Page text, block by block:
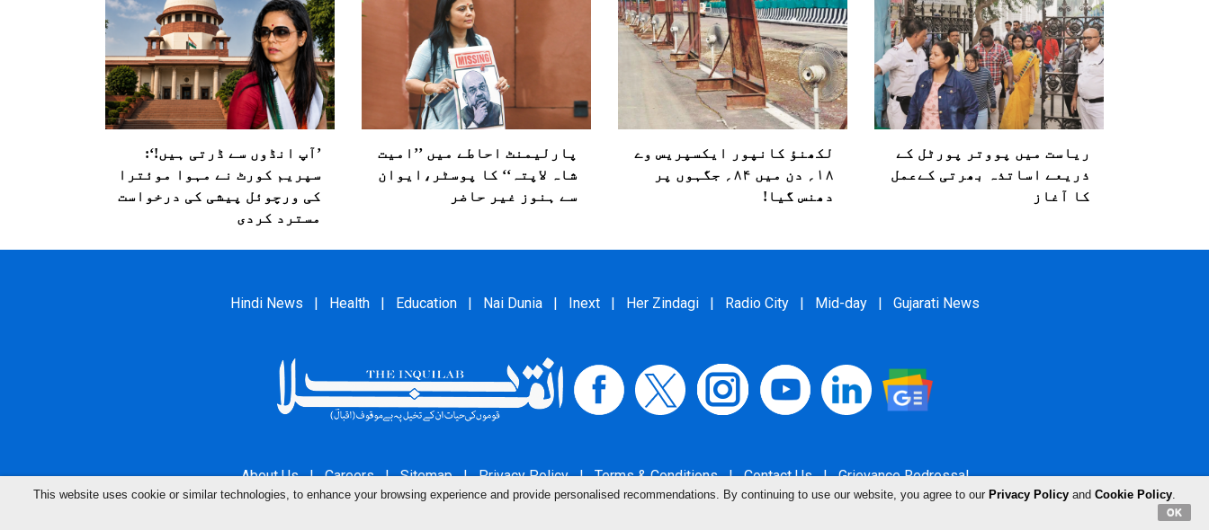
ریاست میں پووتر پورٹل کے
ذریعے اساتذہ بھرتی کےعمل
کا آغاز
لکھنؤ کانپور ایکسپریس وے
۱۸؍ دن میں ۸۴؍ جگہوں پر
دھنس گیا!
پارلیمنٹ احاطے میں ’’امیت
شاہ لاپتہ‘‘ کا پوسٹر،ایوان
سے ہنوز غیر حاضر
’آپ انڈوں سے ڈرتی ہیں!‘:
سپریم کورٹ نے مہوا موئترا
کی ورچوئل پیشی کی درخواست
مسترد کردی
Hindi News | Health | Education | Nai Dunia | Inext | Her Zindagi | Radio City | Mid-day | Gujarati News
About Us | Careers | Sitemap | Privacy Policy | Terms & Conditions | Contact Us | Grievance Redressal
This website uses cookie or similar technologies, to enhance your browsing experience and provide personalised recommendations. By continuing to use our website, you agree to our Privacy Policy and Cookie Policy.
OK